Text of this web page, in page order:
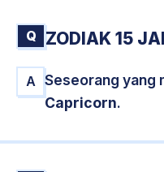
Q ZODIAK 15
A Seseorang yang
Capricorn.